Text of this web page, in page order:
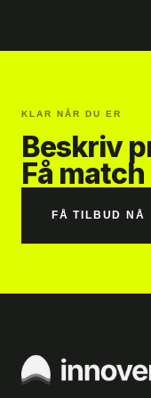
KLAR NÅR DU ER
Beskriv
Få
FÅ TILBUD NÅ